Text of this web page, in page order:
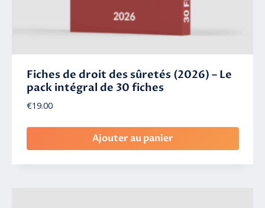
Fiches de droit des sûretés (2026) – Le
pack intégral de 30 fiches
€19.00
Ajouter au panier